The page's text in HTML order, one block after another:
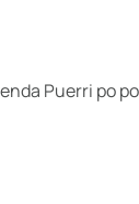
Puerri po